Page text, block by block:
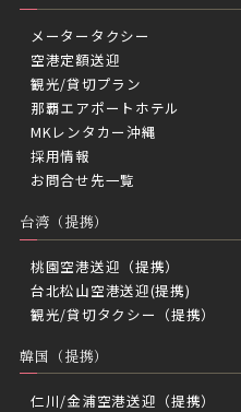
メータータクシー
空港定額送迎
観光/貸切プラン
那覇エアポートホテル
MKレンタカー沖縄
採用情報
お問合せ先一覧
台湾（提携）
桃園空港送迎（提携）
台北松山空港送迎(提携)
観光/貸切タクシー（提携）
韓国（提携）
仁川/金浦空港送迎（提携）